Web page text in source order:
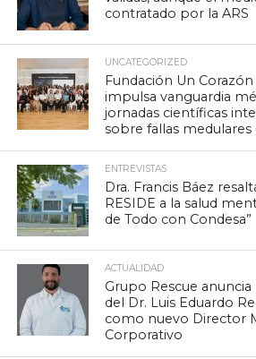
contratado por la ARS
UNCATEGORIZED
Fundación Un
impulsa vanguardia
jornadas científicas
sobre fallas medulares
ENTREVISTAS
Dra. Francis Báez
RESIDE a la salud
de Todo con Condesa”
ACTUALIDAD
Grupo Rescue
del Dr. Luis Eduardo
como nuevo Director
Corporativo